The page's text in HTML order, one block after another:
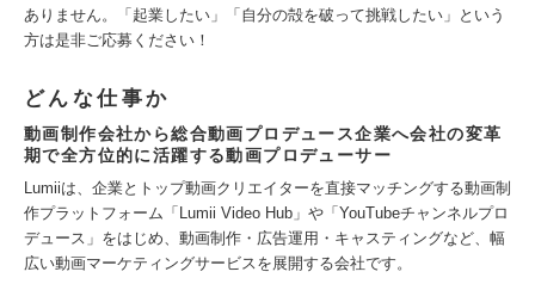
ありません。「起業したい」「自分の殻を破って挑戦したい」という
方は是非ご応募ください！
どんな仕事か
動画制作会社から総合動画プロデュース企業へ会社の変革
期で全方位的に活躍する動画プロデューサー
Lumiiは、企業とトップ動画クリエイターを直接マッチングする動画制
作プラットフォーム「Lumii Video Hub」や「YouTubeチャンネルプロ
デュース」をはじめ、動画制作・広告運用・キャスティングなど、幅
広い動画マーケティングサービスを展開する会社です。